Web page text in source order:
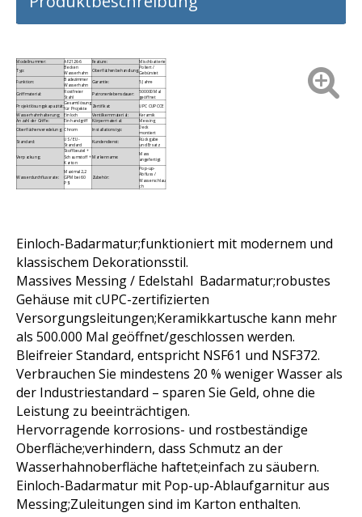
Modellnummer: AF2126-6 Feature:
Mischbatterie
Typ:
Becken
Wasserhahn
Oberflächenbehandlung:Poliert /
Gebürstet
Funktion:
Badezimmer
Wasserhahn
Garantie: 5 Jahre
Griffmaterial: Rostfreier
Stahl
Patronenlebensdauer: 500000 Mal
geöffnet
Projektlösungskapazität:Gesamtlösung
für Projekte
Zertifikat:
UPC CUPCCE
Wasserhahnhalterung:
Einloch Ventilkernmaterial: Keramik
Anzahl der Griffe: Einhandgriff Körpermaterial: Messing
Oberflächenveredelung: Chrom Installationstyp: Deck
montiert
Standard:
US / EU-
Standard
Kundendienst: Rückgabe
und Ersatz
Verpackung:
Stoffbeutel +
Schaumstoff +
Karton
Markenname:
Mass
angefertigt
Wasserdurchflussrate:
Maximal 2,2
GPM bei 60
PSI
Zubehör:
Pop-up-
Abfluss /
Wasserschlau
ch
Einloch-Badarmatur;funktioniert mit modernem und
klassischem Dekorationsstil.
Massives Messing / Edelstahl Badarmatur;robustes
Gehäuse mit cUPC-zertifizierten
Versorgungsleitungen;Keramikkartusche kann mehr
als 500.000 Mal geöffnet/geschlossen werden.
Bleifreier Standard, entspricht NSF61 und NSF372.
Verbrauchen Sie mindestens 20 % weniger Wasser als
der Industriestandard – sparen Sie Geld, ohne die
Leistung zu beeinträchtigen.
Hervorragende korrosions- und rostbeständige
Oberfläche;verhindern, dass Schmutz an der
Wasserhahnoberfläche haftet;einfach zu säubern.
Einloch-Badarmatur mit Pop-up-Ablaufgarnitur aus
Messing;Zuleitungen sind im Karton enthalten.